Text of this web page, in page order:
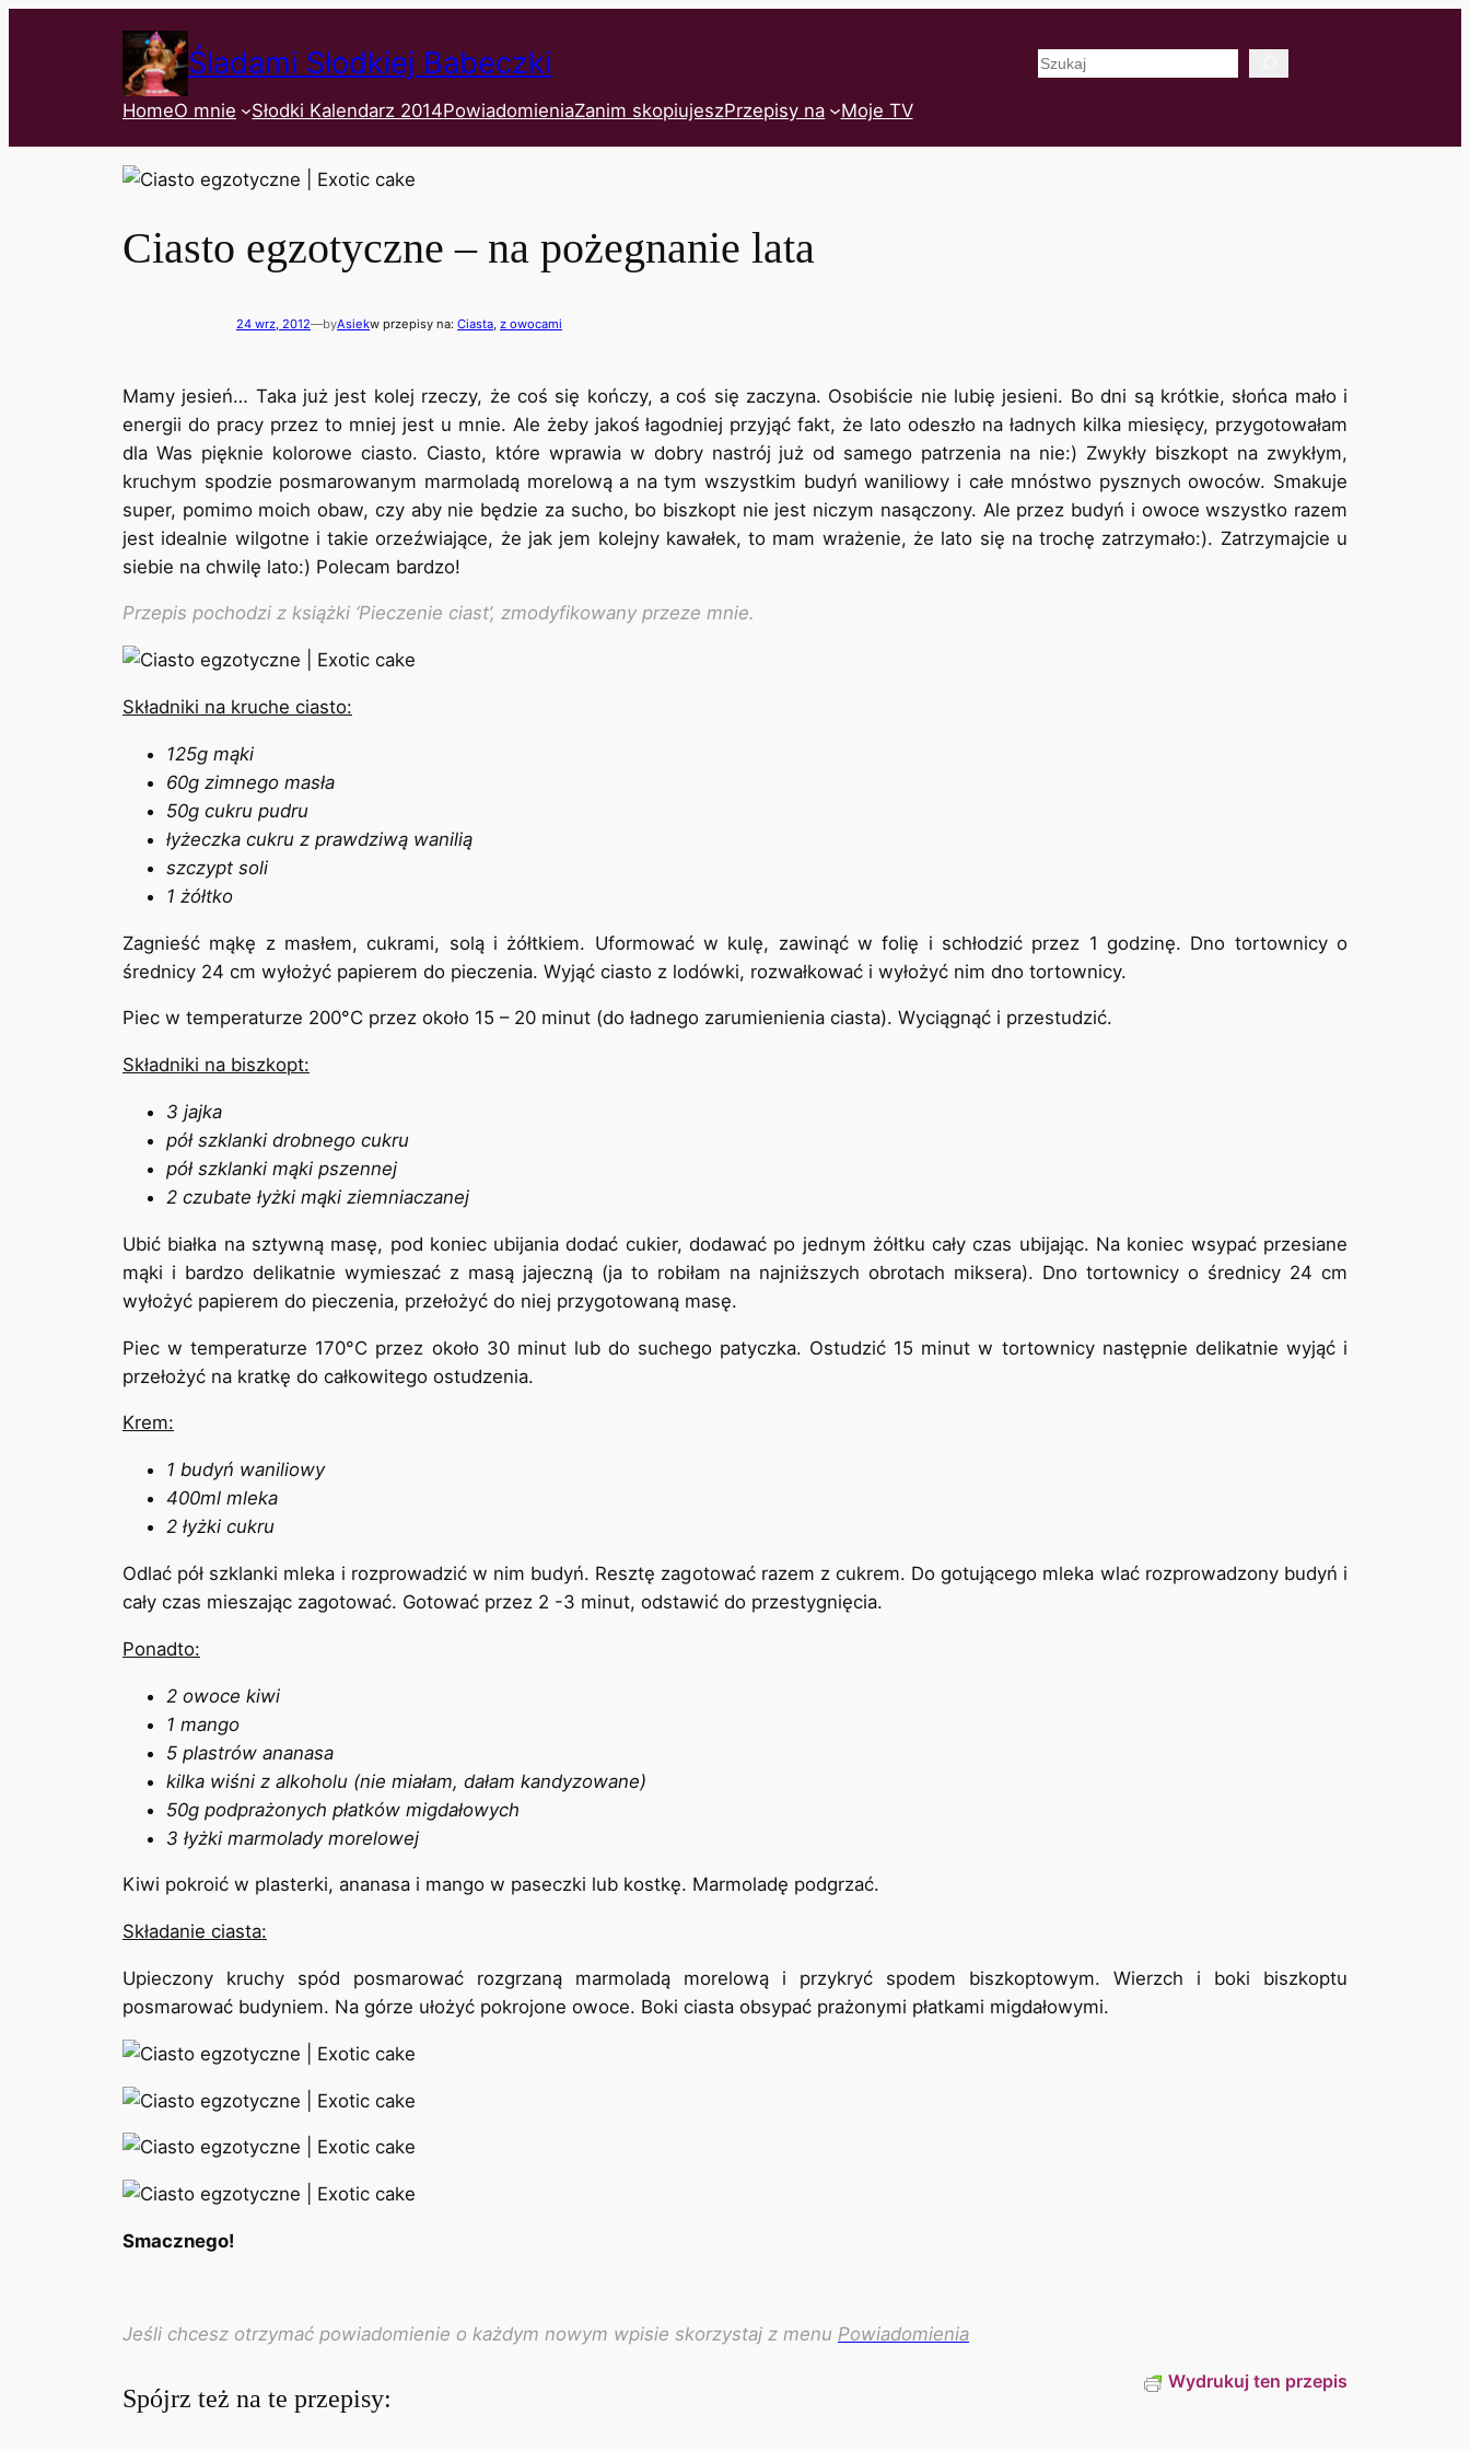
Śladami Słodkiej Babeczki Szukaj
HomeO mnie Słodki Kalendarz 2014PowiadomieniaZanim skopiujeszPrzepisy na Moje TV
Ciasto egzotyczne – na pożegnanie lata
24 wrz, 2012—byAsiekw przepisy na: Ciasta z owocami
Mamy jesień… Taka już jest kolej rzeczy, że coś się kończy, a coś się zaczyna. Osobiście nie lubię jesieni. Bo dni są krótkie, słońca mało i
energii do pracy przez to mniej jest u mnie. Ale żeby jakoś łagodniej przyjąć fakt, że lato odeszło na ładnych kilka miesięcy, przygotowałam
dla Was pięknie kolorowe ciasto. Ciasto, które wprawia w dobry nastrój już od samego patrzenia na nie:) Zwykły biszkopt na zwykłym,
kruchym spodzie posmarowanym marmoladą morelową a na tym wszystkim budyń waniliowy i całe mnóstwo pysznych owoców. Smakuje
super, pomimo moich obaw, czy aby nie będzie za sucho, bo biszkopt nie jest niczym nasączony. Ale przez budyń i owoce wszystko razem
jest idealnie wilgotne i takie orzeźwiające, że jak jem kolejny kawałek, to mam wrażenie, że lato się na trochę zatrzymało:). Zatrzymajcie u
siebie na chwilę lato:) Polecam bardzo!
Przepis pochodzi z książki ‘Pieczenie ciast’, zmodyfikowany przeze mnie.
Składniki na kruche ciasto:
125g mąki
60g zimnego masła
50g cukru pudru
łyżeczka cukru z prawdziwą wanilią
szczypt soli
1 żółtko
Zagnieść mąkę z masłem, cukrami, solą i żółtkiem. Uformować w kulę, zawinąć w folię i schłodzić przez 1 godzinę. Dno tortownicy o
średnicy 24 cm wyłożyć papierem do pieczenia. Wyjąć ciasto z lodówki, rozwałkować i wyłożyć nim dno tortownicy.
Piec w temperaturze 200°C przez około 15 – 20 minut (do ładnego zarumienienia ciasta). Wyciągnąć i przestudzić.
Składniki na biszkopt:
3 jajka
pół szklanki drobnego cukru
pół szklanki mąki pszennej
2 czubate łyżki mąki ziemniaczanej
Ubić białka na sztywną masę, pod koniec ubijania dodać cukier, dodawać po jednym żółtku cały czas ubijając. Na koniec wsypać przesiane
mąki i bardzo delikatnie wymieszać z masą jajeczną (ja to robiłam na najniższych obrotach miksera). Dno tortownicy o średnicy 24 cm
wyłożyć papierem do pieczenia, przełożyć do niej przygotowaną masę.
Piec w temperaturze 170°C przez około 30 minut lub do suchego patyczka. Ostudzić 15 minut w tortownicy następnie delikatnie wyjąć i
przełożyć na kratkę do całkowitego ostudzenia.
Krem:
1 budyń waniliowy
400ml mleka
2 łyżki cukru
Odlać pół szklanki mleka i rozprowadzić w nim budyń. Resztę zagotować razem z cukrem. Do gotującego mleka wlać rozprowadzony budyń i
cały czas mieszając zagotować. Gotować przez 2 -3 minut, odstawić do przestygnięcia.
Ponadto:
2 owoce kiwi
1 mango
5 plastrów ananasa
kilka wiśni z alkoholu (nie miałam, dałam kandyzowane)
50g podprażonych płatków migdałowych
3 łyżki marmolady morelowej
Kiwi pokroić w plasterki, ananasa i mango w paseczki lub kostkę. Marmoladę podgrzać.
Składanie ciasta:
Upieczony kruchy spód posmarować rozgrzaną marmoladą morelową i przykryć spodem biszkoptowym. Wierzch i boki biszkoptu
posmarować budyniem. Na górze ułożyć pokrojone owoce. Boki ciasta obsypać prażonymi płatkami migdałowymi.
Smacznego!
Jeśli chcesz otrzymać powiadomienie o każdym nowym wpisie skorzystaj z menu Powiadomienia
Wydrukuj ten przepis
Spójrz też na te przepisy: